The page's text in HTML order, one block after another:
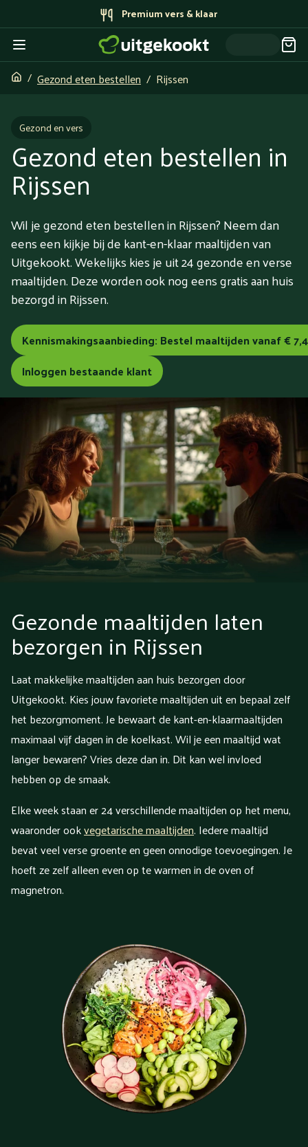
Bereid door topchefs
Gezond eten bestellen Rijssen
Gezond en vers
Gezond eten bestellen in
Rijssen
Wil je gezond eten bestellen in Rijssen? Neem dan
eens een kijkje bij de kant-en-klaar maaltijden van
Uitgekookt. Wekelijks kies je uit 24 gezonde en verse
maaltijden. Deze worden ook nog eens gratis aan huis
bezorgd in Rijssen.
Kennismakingsaanbieding: Bestel maaltijden vanaf €
Inloggen bestaande klant
Gezonde maaltijden laten
bezorgen in Rijssen
Laat makkelijke maaltijden aan huis bezorgen door
Uitgekookt. Kies jouw favoriete maaltijden uit en bepaal zelf
het bezorgmoment. Je bewaart de kant-en-klaarmaaltijden
maximaal vijf dagen in de koelkast. Wil je een maaltijd wat
langer bewaren? Vries deze dan in. Dit kan wel invloed
hebben op de smaak.
Elke week staan er 24 verschillende maaltijden op het menu,
waaronder ookvegetarische maaltijden. Iedere maaltijd
bevat veel verse groente en geen onnodige toevoegingen. Je
hoeft ze zelf alleen even op te warmen in de oven of
magnetron.